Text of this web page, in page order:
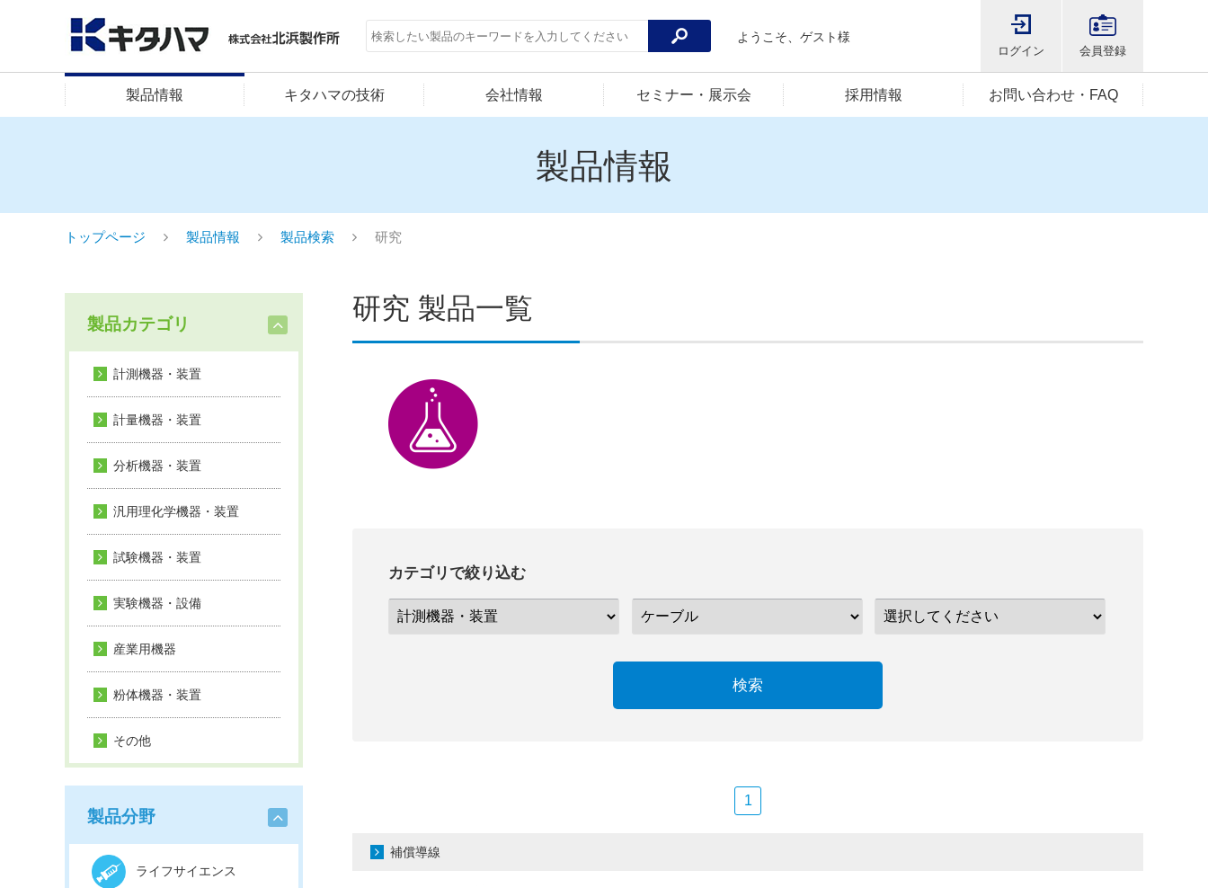
ようこそ、ゲスト様
ログイン 会員登録
製品情報 キタハマの技術 会社情報 セミナー・展示会 採用情報 お問い合わせ・FAQ
製品情報
トップページ 製品情報 製品検索 研究
製品カテゴリ
計測機器・装置
計量機器・装置
分析機器・装置
汎用理化学機器・装置
試験機器・装置
実験機器・設備
産業用機器
粉体機器・装置
その他
製品分野
ライフサイエンス
研究 製品一覧
カテゴリで絞り込む
検索
1
補償導線